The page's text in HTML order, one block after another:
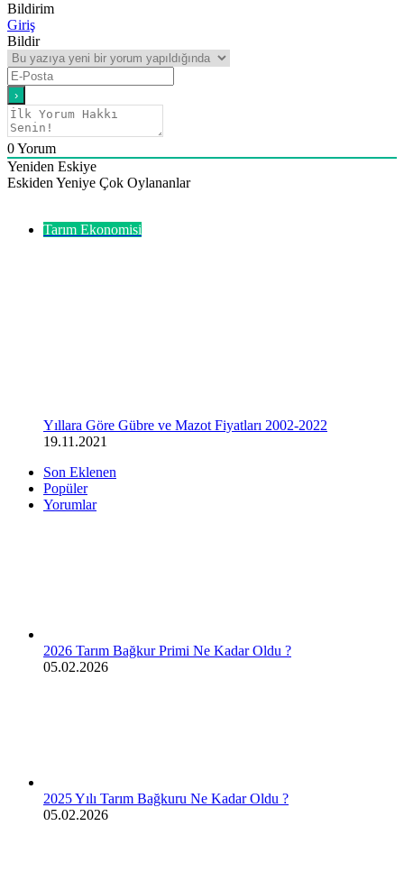
Bildirim
Giriş
Bildir
0Yorum
Yeniden Eskiye
Eskiden Yeniye Çok Oylananlar
Tarım Ekonomisi
Yıllara Göre Gübre ve Mazot Fiyatları 2002-2022
19.11.2021
Son Eklenen
Popüler
Yorumlar
2026 Tarım Bağkur Primi Ne Kadar Oldu ?
05.02.2026
2025 Yılı Tarım Bağkuru Ne Kadar Oldu ?
05.02.2026